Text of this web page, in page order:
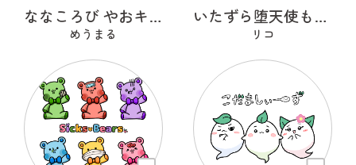
ななころび やおキング
めうまる
いたずら堕天使もんもん
リコ